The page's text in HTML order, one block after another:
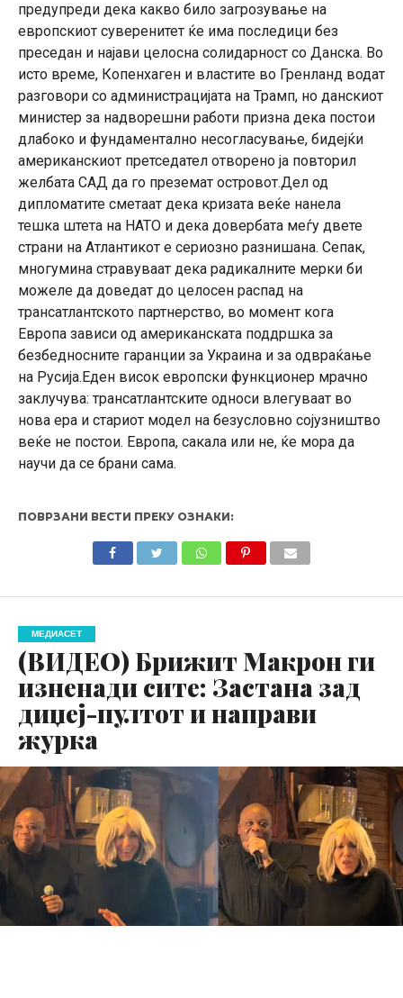
предупреди дека какво било загрозување на
европскиот суверенитет ќе има последици без
преседан и најави целосна солидарност со Данска. Во
исто време, Копенхаген и властите во Гренланд водат
разговори со администрацијата на Трамп, но данскиот
министер за надворешни работи призна дека постои
длабоко и фундаментално несогласување, бидејќи
американскиот претседател отворено ја повторил
желбата САД да го преземат островот.Дел од
дипломатите сметаат дека кризата веќе нанела
тешка штета на НАТО и дека довербата меѓу двете
страни на Атлантикот е сериозно разнишана. Сепак,
многумина стравуваат дека радикалните мерки би
можеле да доведат до целосен распад на
трансатлантското партнерство, во момент кога
Европа зависи од американската поддршка за
безбедносните гаранции за Украина и за одвраќање
на Русија.Еден висок европски функционер мрачно
заклучува: трансатлантските односи влегуваат во
нова ера и стариот модел на безусловно сојузништво
веќе не постои. Европа, сакала или не, ќе мора да
научи да се брани сама.
ПОВРЗАНИ ВЕСТИ ПРЕКУ ОЗНАКИ:
МЕДИАСЕТ
(ВИДЕО) Брижит Макрон ги
изненади сите: Застана зад
диџеј-пултот и направи
журка